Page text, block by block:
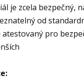
je zcela bezpečný,
od
atestovaný pro